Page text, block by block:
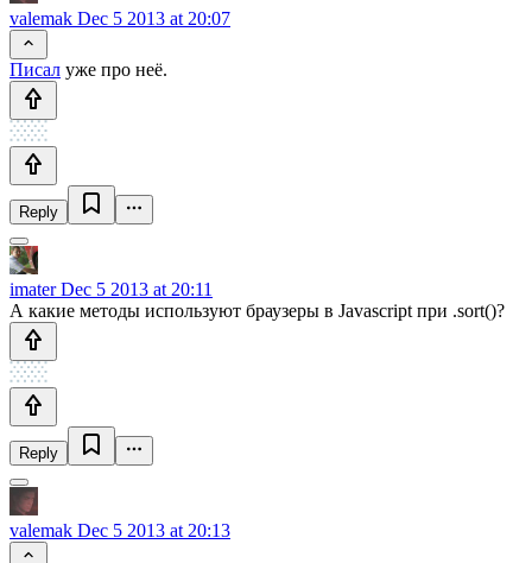
valemak Dec 5 2013 at 20:07
Писал уже про неё.
Reply
imaterDec 5 2013 at 20:11
А какие методы используют браузеры в Javascript при .sort()?
Reply
valemak Dec 5 2013 at 20:13